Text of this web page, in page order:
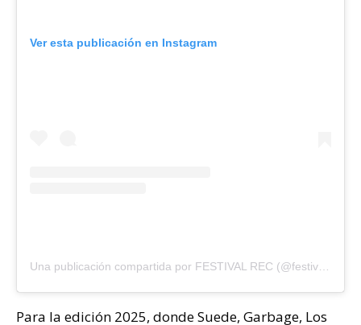
Ver esta publicación en Instagram
Para la edición 2025, donde Suede, Garbage, Los